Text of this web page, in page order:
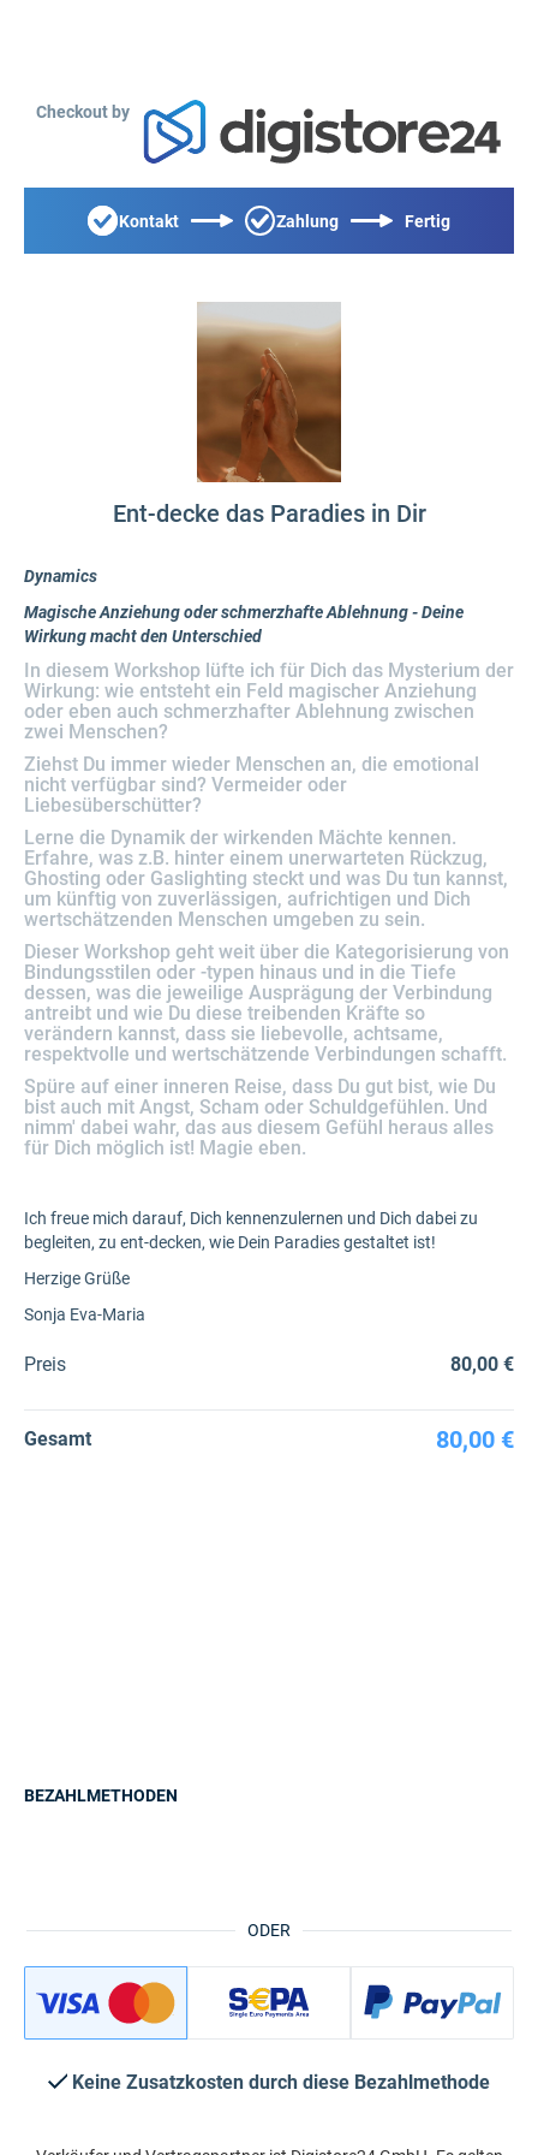
Checkout by
Kontakt Zahlung Fertig
Ent-decke das Paradies in Dir
Dynamics
Magische Anziehung oder schmerzhafte Ablehnung - Deine
Wirkung macht den Unterschied
In diesem Workshop lüfte ich für Dich das Mysterium der
Wirkung: wie entsteht ein Feld magischer Anziehung
oder eben auch schmerzhafter Ablehnung zwischen
zwei Menschen?
Ziehst Du immer wieder Menschen an, die emotional
nicht verfügbar sind? Vermeider oder
Liebesüberschütter?
Lerne die Dynamik der wirkenden Mächte kennen.
Erfahre, was z.B. hinter einem unerwarteten Rückzug,
Ghosting oder Gaslighting steckt und was Du tun kannst,
um künftig von zuverlässigen, aufrichtigen und Dich
wertschätzenden Menschen umgeben zu sein.
Dieser Workshop geht weit über die Kategorisierung von
Bindungsstilen oder -typen hinaus und in die Tiefe
dessen, was die jeweilige Ausprägung der Verbindung
antreibt und wie Du diese treibenden Kräfte so
verändern kannst, dass sie liebevolle, achtsame,
respektvolle und wertschätzende Verbindungen schafft.
Spüre auf einer inneren Reise, dass Du gut bist, wie Du
bist auch mit Angst, Scham oder Schuldgefühlen. Und
nimm' dabei wahr, das aus diesem Gefühl heraus alles
für Dich möglich ist! Magie eben.
Ich freue mich darauf, Dich kennenzulernen und Dich dabei zu
begleiten, zu ent-decken, wie Dein Paradies gestaltet ist!
Herzige Grüße
Sonja Eva-Maria
Preis 80,00 €
Gesamt 80,00 €
ODER
BEZAHLMETHODEN
Keine Zusatzkosten durch diese Bezahlmethode